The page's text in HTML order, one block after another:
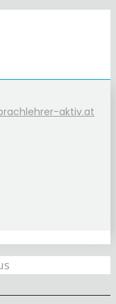
aktiv.at